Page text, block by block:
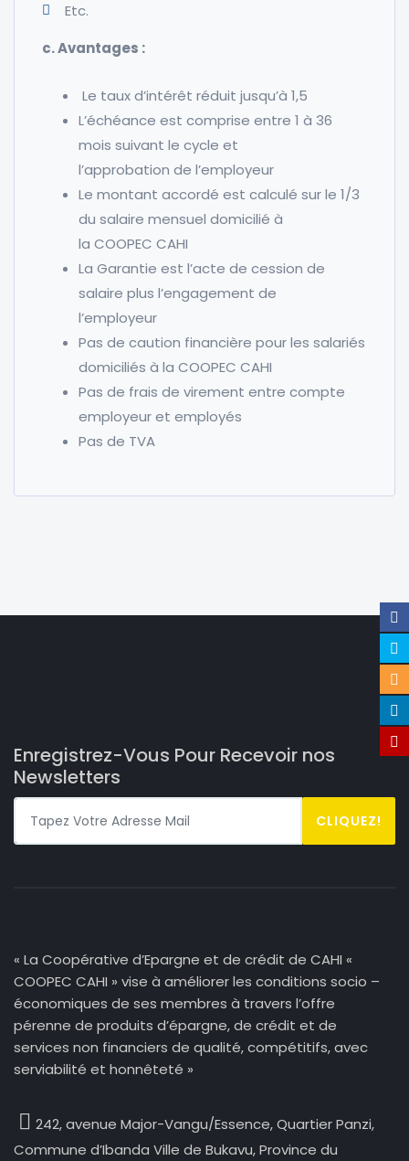
Etc.
c. Avantages :
Le taux d’intérêt réduit jusqu’à 1,5
L’échéance est comprise entre 1 à 36
mois suivant le cycle et
l’approbation de l’employeur
Le montant accordé est calculé sur le 1/3
du salaire mensuel domicilié à
la COOPEC CAHI
La Garantie est l’acte de cession de
salaire plus l’engagement de
l’employeur
Pas de caution financière pour les salariés
domiciliés à la COOPEC CAHI
Pas de frais de virement entre compte
employeur et employés
Pas de TVA
Enregistrez-Vous Pour Recevoir nos
Newsletters
CLIQUEZ!
« La Coopérative d’Epargne et de crédit de CAHI «
COOPEC CAHI » vise à améliorer les conditions socio –
économiques de ses membres à travers l’offre
pérenne de produits d’épargne, de crédit et de
services non financiers de qualité, compétitifs, avec
serviabilité et honnêteté »
242, avenue Major-Vangu/Essence,Quartier Panzi,
Commune d’Ibanda Ville de Bukavu, Province du